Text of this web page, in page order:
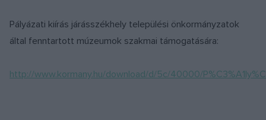
Pályázati kiírás járásszékhely települési önkormányzatok
által fenntartott múzeumok szakmai támogatására:
http://www.kormany.hu/download/d/5c/40000/